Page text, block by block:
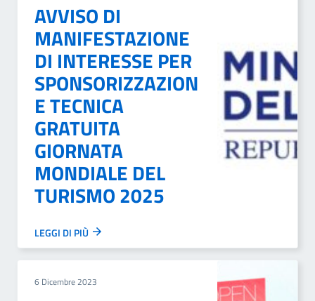
AVVISO DI
MANIFESTAZIONE
DI INTERESSE PER
SPONSORIZZAZION
E TECNICA
GRATUITA
GIORNATA
MONDIALE DEL
TURISMO 2025
LEGGI DI PIÙ
6 Dicembre 2023